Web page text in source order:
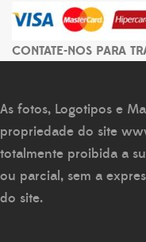
CONTATE-NOS PARA
As fotos, Logotipos e
propriedade do site
totalmente proibida a
ou parcial, sem a
do site.